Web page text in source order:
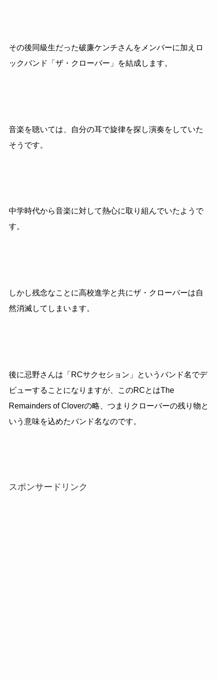
その後同級生だった破廉ケンチさんをメンバーに加えロ
ックバンド「ザ・クローバー」を結成します。
音楽を聴いては、自分の耳で旋律を探し演奏をしていた
そうです。
中学時代から音楽に対して熱心に取り組んでいたようで
す。
しかし残念なことに高校進学と共にザ・クローバーは自
然消滅してしまいます。
後に忌野さんは「RCサクセション」というバンド名でデ
ビューすることになりますが、このRCとはThe
Remainders of Cloverの略、つまりクローバーの残り物と
いう意味を込めたバンド名なのです。
スポンサードリンク